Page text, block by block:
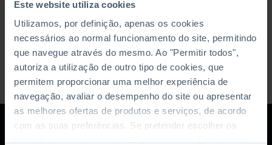
Este website utiliza cookies
Utilizamos, por definição, apenas os cookies
necessários ao normal funcionamento do site, permitindo
que navegue através do mesmo. Ao "Permitir todos",
autoriza a utilização de outro tipo de cookies, que
permitem proporcionar uma melhor experiência de
navegação, avaliar o desempenho do site ou apresentar
as melhores ofertas de produtos e serviços, de acordo
com as suas preferências. Se pretender escolher os